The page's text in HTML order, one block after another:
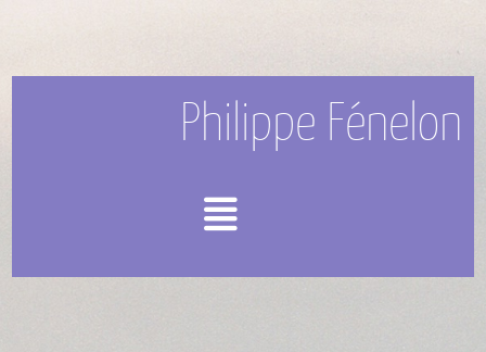
Philippe Fénelon